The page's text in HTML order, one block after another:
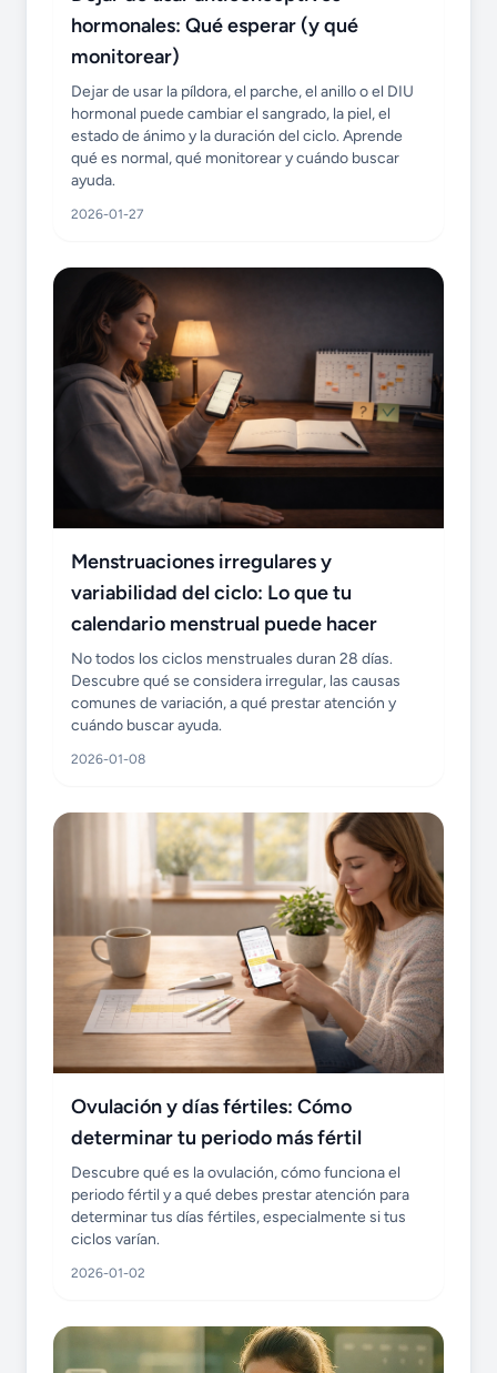
hormonales: Qué esperar (y qué
monitorear)
Dejar de usar la píldora, el parche, el anillo o el DIU
hormonal puede cambiar el sangrado, la piel, el
estado de ánimo y la duración del ciclo. Aprende
qué es normal, qué monitorear y cuándo buscar
ayuda.
2026-01-27
Menstruaciones irregulares y
variabilidad del ciclo: Lo que tu
calendario menstrual puede hacer
No todos los ciclos menstruales duran 28 días.
Descubre qué se considera irregular, las causas
comunes de variación, a qué prestar atención y
cuándo buscar ayuda.
2026-01-08
Ovulación y días fértiles: Cómo
determinar tu periodo más fértil
Descubre qué es la ovulación, cómo funciona el
periodo fértil y a qué debes prestar atención para
determinar tus días fértiles, especialmente si tus
ciclos varían.
2026-01-02